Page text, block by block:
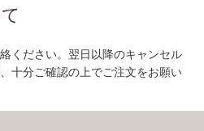
ください。翌日以降のキャンセル
十分ご確認の上でご注文をお願い